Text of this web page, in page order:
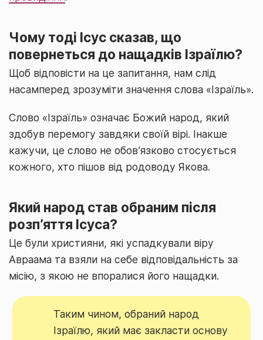
Чому тоді Ісус сказав, що
повернеться до нащадків Ізраїлю?
Щоб відповісти на це запитання, нам слід
насамперед зрозуміти значення слова «Ізраїль».
Слово «Ізраїль» означає Божий народ, який
здобув перемогу завдяки своїй вірі. Інакше
кажучи, це слово не обов’язково стосується
кожного, хто пішов від родоводу Якова.
Який народ став обраним після
розп’яття Ісуса?
Це були християни, які успадкували віру
Авраама та взяли на себе відповідальність за
місію, з якою не впоралися його нащадки.
Таким чином, обраний народ
Ізраїлю, який має закласти основу